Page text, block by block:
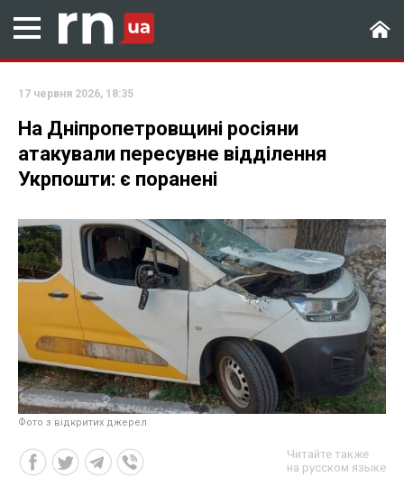
17 червня 2026, 18:35
На Дніпропетровщині росіяни
атакували пересувне відділення
Укрпошти: є поранені
Фото з відкритих джерел
Читайте также
на русском языке